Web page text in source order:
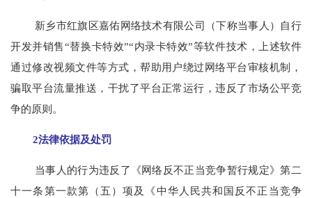
新乡市红旗区嘉佑网络技术有限公司（下称当事人）自行
开发并销售“替换卡特效”“内录卡特效”等软件技术，上述软件
通过修改视频文件等方式，帮助用户绕过网络平台审核机制，
骗取平台流量推送，干扰了平台正常运行，违反了市场公平竞
争的原则。
2法律依据及处罚
当事人的行为违反了《网络反不正当竞争暂行规定》第二
十一条第一款第（五）项及《中华人民共和国反不正当竞争